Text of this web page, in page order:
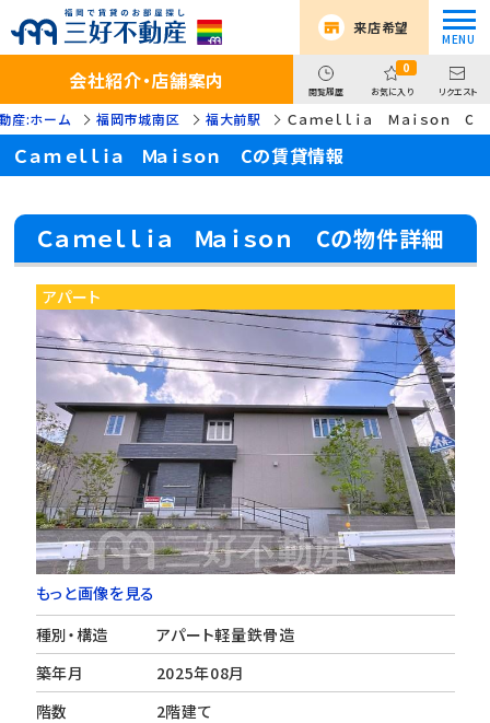
来店希望
会社紹介・店舗案内 閲覧履歴
0
お気に入り リクエスト
産:ホーム 福岡市城南区 福大前駅 Ｃａｍｅｌｌｉａ Ｍａｉｓｏｎ C
Ｃａｍｅｌｌｉａ Ｍａｉｓｏｎ Cの賃貸情報
Ｃａｍｅｌｌｉａ Ｍａｉｓｏｎ Cの物件詳細
アパート
もっと画像を見る
種別・構造
アパート軽量鉄骨造
築年月
2025年08月
階数
2階建て